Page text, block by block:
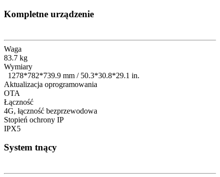
Kompletne urządzenie
Waga
83.7 kg
Wymiary
1278*782*739.9 mm / 50.3*30.8*29.1 in.
Aktualizacja oprogramowania
OTA
Łączność
4G, łączność bezprzewodowa
Stopień ochrony IP
IPX5
System tnący